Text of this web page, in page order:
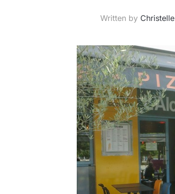
Written by Christelle